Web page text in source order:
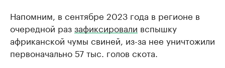
Напомним, в сентябре 2023 года в регионе в
очередной раззафиксировали вспышку
африканской чумы свиней, из-за нее уничтожили
первоначально 57 тыс. голов скота.